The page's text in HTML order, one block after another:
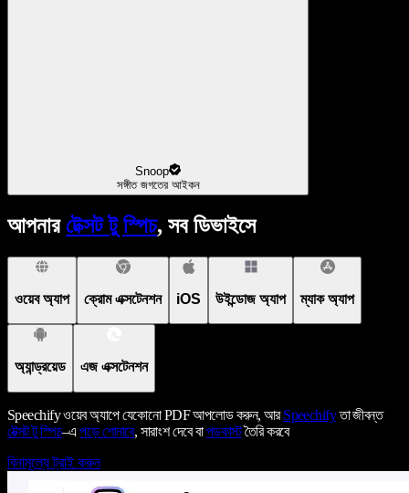
Snoop
সঙ্গীত জগতের আইকন
আপনার টেক্সট টু স্পিচ, সব ডিভাইসে
ওয়েব অ্যাপ ক্রোম এক্সটেনশন iOS উইন্ডোজ অ্যাপ ম্যাক অ্যাপ
অ্যান্ড্রয়েড এজ এক্সটেনশন
Speechify ওয়েব অ্যাপে যেকোনো PDF আপলোড করুন, আরSpeechifyতা জীবন্ত
টেক্সট টু স্পিচ–এপড়ে শোনাবে, সারাংশ দেবে বাপডকাস্টতৈরি করবে
বিনামূল্যে ট্রাই করুন